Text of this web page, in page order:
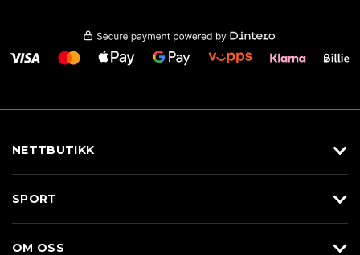
NETTBUTIKK
Sko
SPORT
OM OSS